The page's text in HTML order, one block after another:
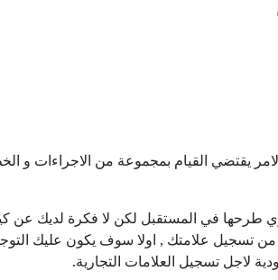
يقتضي القيام بمجموعة من الاجراءات و
طرحها في المستقبل لكن لا فكرة لديك عن
تسجيل علامتك , اولا سوف يكون عليك
لاجل تسجيل العلامات التجارية.